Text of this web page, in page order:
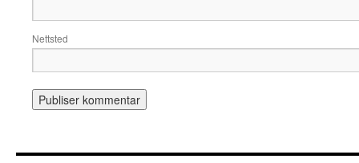
Nettsted